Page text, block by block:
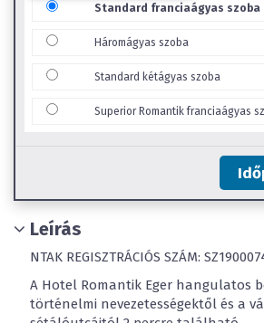
Standard franciaágyas
Háromágyas szoba
Standard kétágyas szoba
Superior Romantik franciaágyas
Leírás
NTAK REGISZTRÁCIÓS SZÁM:
A Hotel Romantik Eger hangulatos
történelmi nevezetességektől és a